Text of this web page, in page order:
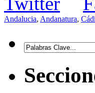
Andalucia, Andanatura,